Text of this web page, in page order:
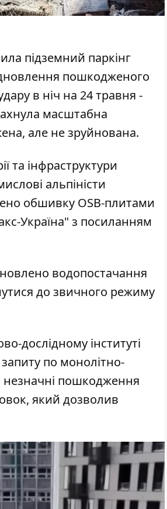
підземний паркінг
пошкодженого
в ніч на 24 травня -
масштабна
але не зруйнована.
та інфраструктури
альпіністи
обшивку OSB-плитами
Україна" з посиланням
водопостачання
до звичного режиму
дослідному інституті
по монолітно-
незначні пошкодження
який дозволив